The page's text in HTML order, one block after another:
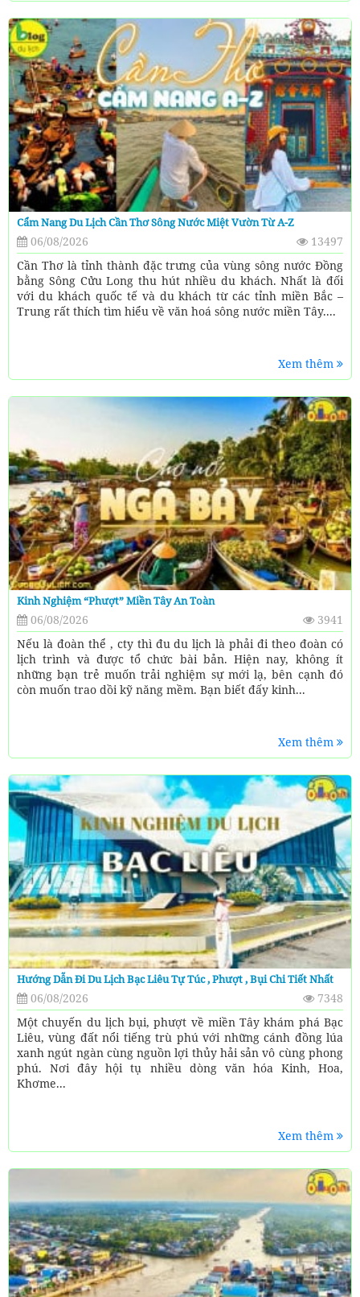
Cẩm Nang Du Lịch Cần Thơ Sông Nước Miệt Vườn Từ A-Z
06/08/2026
13497
Cần Thơ là tỉnh thành đặc trưng của vùng sông nước Đồng
bằng Sông Cửu Long thu hút nhiều du khách. Nhất là đối
với du khách quốc tế và du khách từ các tỉnh miền Bắc –
Trung rất thích tìm hiểu về văn hoá sông nước miền Tây....
Xem thêm
Kinh Nghiệm “Phượt” Miền Tây An Toàn
06/08/2026
3941
Nếu là đoàn thể , cty thì đu du lịch là phải đi theo đoàn có
lịch trình và được tổ chức bài bản. Hiện nay, không ít
những bạn trẻ muốn trải nghiệm sự mới lạ, bên cạnh đó
còn muốn trao dồi kỹ năng mềm. Bạn biết đấy kinh...
Xem thêm
Hướng Dẫn Đi Du Lịch Bạc Liêu Tự Túc , Phượt , Bụi Chi Tiết Nhất
06/08/2026
7348
Một chuyến du lịch bụi, phượt về miền Tây khám phá Bạc
Liêu, vùng đất nổi tiếng trù phú với những cánh đồng lúa
xanh ngút ngàn cùng nguồn lợi thủy hải sản vô cùng phong
phú. Nơi đây hội tụ nhiều dòng văn hóa Kinh, Hoa,
Khơme...
Xem thêm